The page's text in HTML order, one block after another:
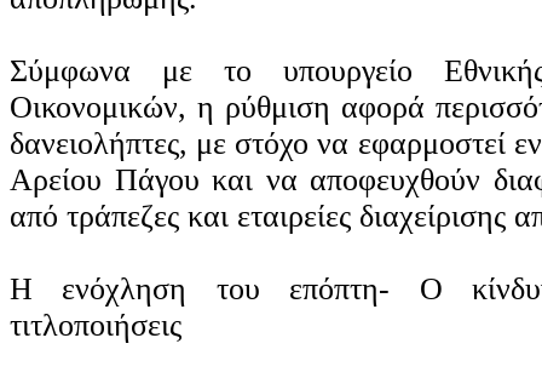
Σύμφωνα με το υπουργείο
Οικονομικών, η ρύθμιση αφορά
δανειολήπτες, με στόχο να εφαρμοστεί
Αρείου Πάγου και να αποφευχθούν
από τράπεζες και εταιρείες διαχείρισης
Η ενόχληση του επόπτη- Ο
τιτλοποιήσεις